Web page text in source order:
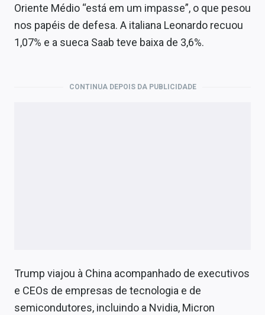
Oriente Médio “está em um impasse”, o que pesou
nos papéis de defesa. A italiana Leonardo recuou
1,07% e a sueca Saab teve baixa de 3,6%.
CONTINUA DEPOIS DA PUBLICIDADE
Trump viajou à China acompanhado de executivos
e CEOs de empresas de tecnologia e de
semicondutores, incluindo a Nvidia, Micron